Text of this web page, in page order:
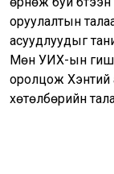
оруулалтын
асуудлуудыг
Мөн УИХ-ын
оролцож Хэнтий
хөтөлбөрийн